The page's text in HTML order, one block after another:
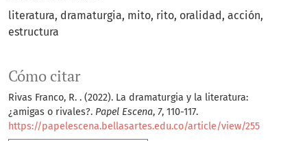
literatura dramaturgia mito rito oralidad acción
estructura
Cómo citar
Rivas Franco, R. . (2022). La dramaturgia y la literatura:
¿amigas o rivales?. Papel Escena, 7, 110-117.
https://papelescena.bellasartes.edu.co/article/view/255